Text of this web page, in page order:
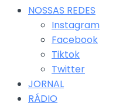
NOSSAS REDES
Instagram
Facebook
Tiktok
Twitter
JORNAL
RÁDIO